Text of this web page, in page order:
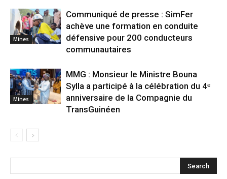
Mines
Communiqué de presse : SimFer
achève une formation en conduite
défensive pour 200 conducteurs
communautaires
Mines
MMG : Monsieur le Ministre Bouna
Sylla a participé à la célébration du 4ᵉ
anniversaire de la Compagnie du
TransGuinéen